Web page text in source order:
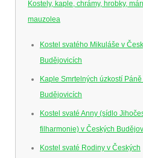
Kostely, kaple, chrámy, hrobky,
mauzolea
Kostel svatého Mikuláše v
Budějovicích
Kaple Smrtelných úzkostí
Budějovicích
Kostel svaté Anny (sídlo
filharmonie) v Českých
Kostel svaté Rodiny v Českých